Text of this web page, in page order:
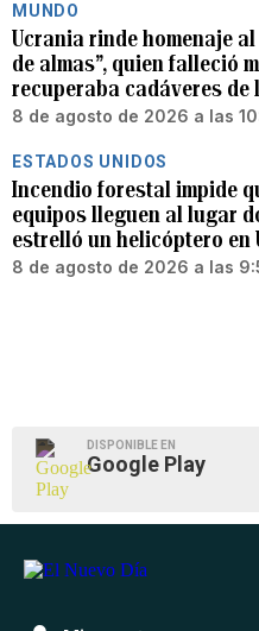
MUNDO
Ucrania rinde homenaje
de almas”, quien falleció
recuperaba cadáveres de
8 de agosto de 2026 a las
ESTADOS UNIDOS
Incendio forestal impide
equipos lleguen al lugar
estrelló un helicóptero en
8 de agosto de 2026 a las
DISPONIBLE EN
Google Play